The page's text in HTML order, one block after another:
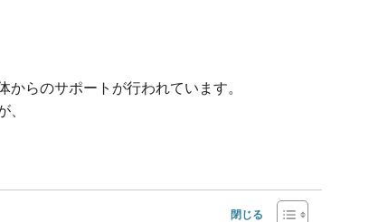
らのサポートが行われています。
、